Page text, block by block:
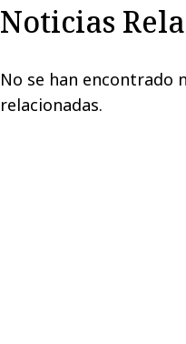
Noticias
No se han encontrado
relacionadas.